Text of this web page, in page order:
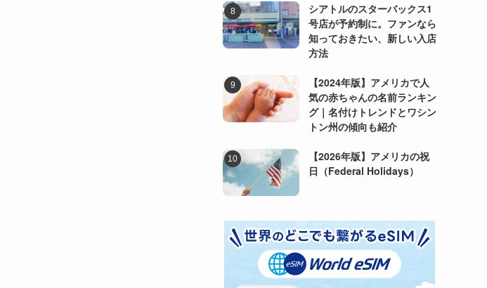
シアトルのスターバックス1
号店が予約制に。ファンなら
知っておきたい、新しい入店
方法
【2024年版】アメリカで人
気の赤ちゃんの名前ランキン
グ｜名付けトレンドとワシン
トン州の傾向も紹介
【2026年版】アメリカの祝
日（Federal Holidays）